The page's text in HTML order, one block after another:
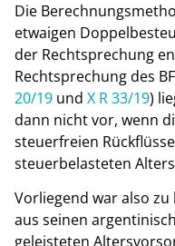
Die
etwaigen
der Rechtsprechung
Rechtsprechung des
20/19 und X R 33/19)
dann nicht vor, wenn
steuerfreien
steuerbelasteten
Vorliegend war also
aus seinen
geleisteten